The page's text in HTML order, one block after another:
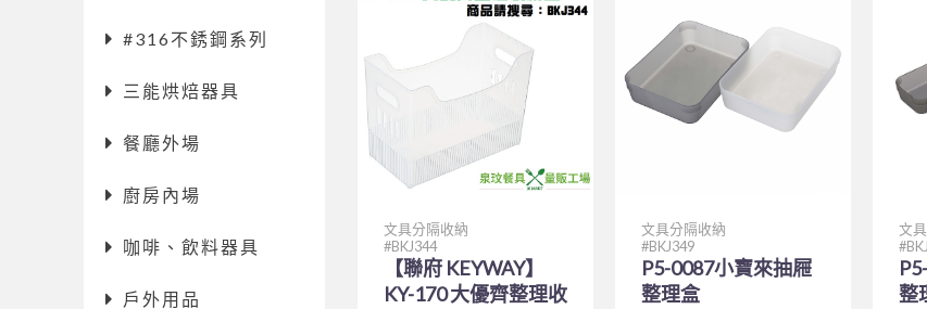
#316不銹鋼系列
三能烘焙器具
餐廳外場
廚房內場
咖啡、飲料器具
戶外用品
文具分隔收納
BKJ344
【聯府 KEYWAY】
KY-170 大優齊整理收
文具分隔收納
BKJ349
P5-0087小寶來抽屜
整理盒
文
整